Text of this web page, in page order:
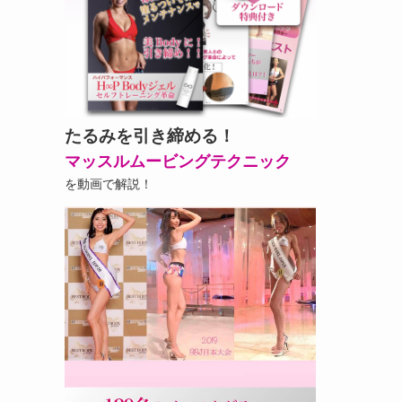
たるみを引き締める！
マッスルムービングテクニック
を動画で解説！